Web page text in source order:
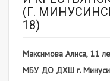
(Г.
18)
Максимова Алиса, 11
МБУ ДО ДХШ г.